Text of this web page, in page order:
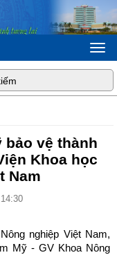
bảo vệ thành
Khoa học
Nam
nghiệp Việt Nam,
Mỹ - GV Khoa Nông